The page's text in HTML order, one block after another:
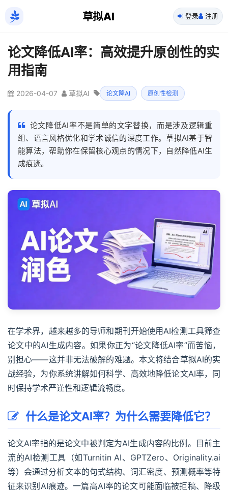
草拟AI 登录 注册
论文降低AI率：高效提升原创性的实
用指南
2026-04-07 草拟AI 论文降AI 原创性检测
论文降低AI率不是简单的文字替换，而是涉及逻辑重
组、语言风格优化和学术诚信的深度工作。草拟AI基于智
能算法，帮助你在保留核心观点的情况下，自然降低AI生
成痕迹。
在学术界，越来越多的导师和期刊开始使用AI检测工具筛查
论文中的AI生成内容。如果你正为“论文降低AI率”而苦恼，
别担心——这并非无法破解的难题。本文将结合草拟AI的实
战经验，为你系统讲解如何科学、高效地降低论文AI率，同
时保持学术严谨性和逻辑流畅度。
什么是论文AI率？为什么需要降低它？
论文AI率指的是论文中被判定为AI生成内容的比例。目前主
流的AI检测工具（如Turnitin AI、GPTZero、Originality.ai
等）会通过分析文本的句式结构、词汇密度、预测概率等特
征来识别AI痕迹。一篇高AI率的论文可能面临被拒稿、降级